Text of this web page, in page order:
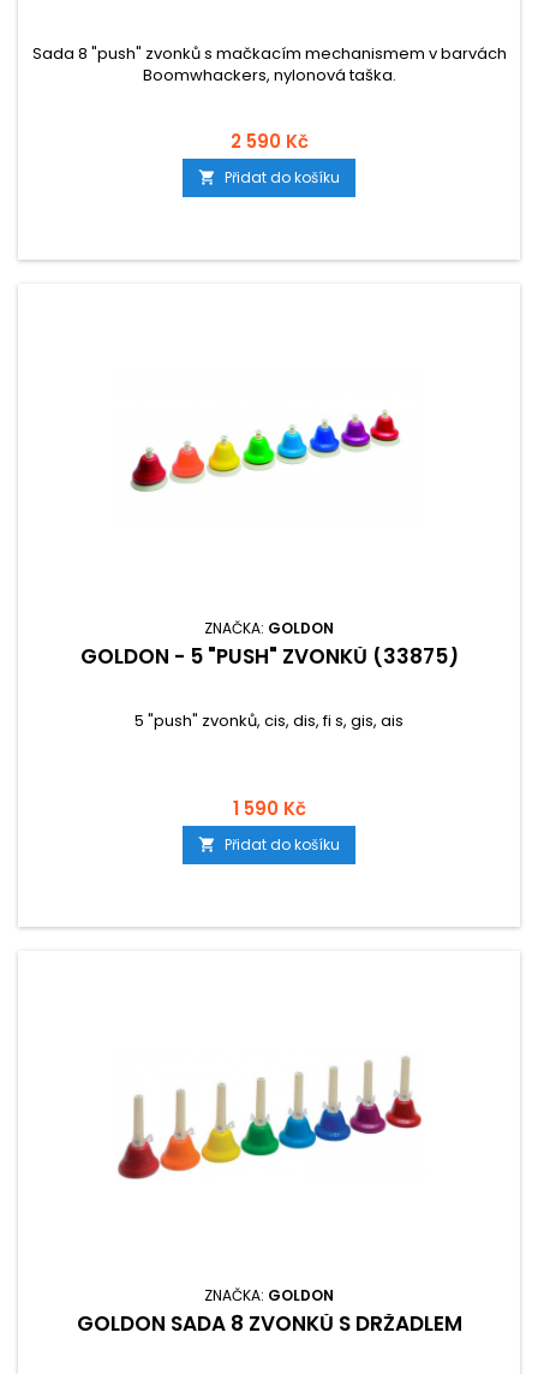
Sada 8 "push" zvonků s mačkacím mechanismem v barvách
Boomwhackers, nylonová taška.
2 590 Kč
 Přidat do košíku
ZNAČKA: GOLDON
GOLDON - 5 "PUSH" ZVONKŮ (33875)
5 "push" zvonků, cis, dis, fi s, gis, ais
1 590 Kč
 Přidat do košíku
ZNAČKA: GOLDON
GOLDON SADA 8 ZVONKŮ S DRŽADLEM